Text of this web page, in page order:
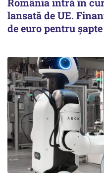
lansată de UE.
de euro pentru